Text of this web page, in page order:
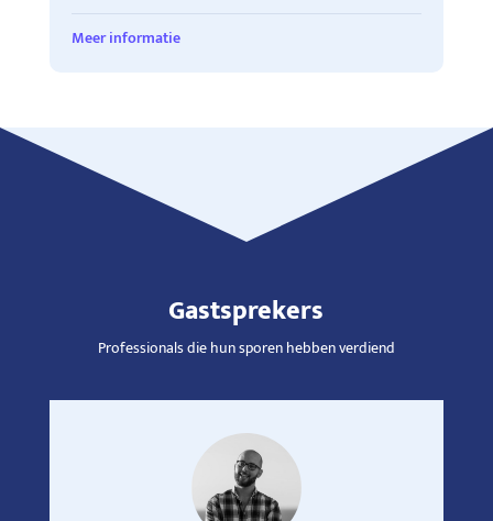
Meer informatie
Gastsprekers
Professionals die hun sporen hebben verdiend